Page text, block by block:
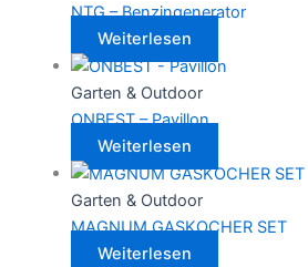
NTG – Benzingenerator
Weiterlesen
Garten & Outdoor
ONBEST – Pavillon
Weiterlesen
Garten & Outdoor
MAGNUM GASKOCHER SET
Weiterlesen